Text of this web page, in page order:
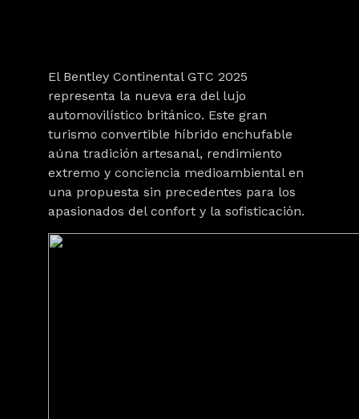
El Bentley Continental GTC 2025
representa la nueva era del lujo
automovilístico británico. Este gran
turismo convertible híbrido enchufable
aúna tradición artesanal, rendimiento
extremo y conciencia medioambiental en
una propuesta sin precedentes para los
apasionados del confort y la sofisticación.